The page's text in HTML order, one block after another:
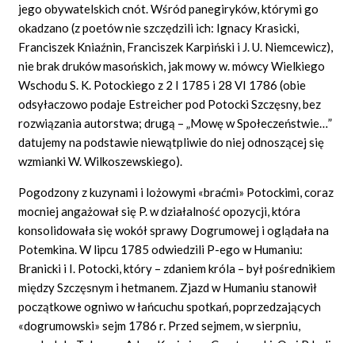
jego obywatelskich cnót. Wśród panegiryków, którymi go
okadzano (z poetów nie szczędzili ich: Ignacy Krasicki,
Franciszek Kniaźnin, Franciszek Karpiński i J. U. Niemcewicz),
nie brak druków masońskich, jak mowy w. mówcy Wielkiego
Wschodu S. K. Potockiego z 2 I 1785 i 28 VI 1786 (obie
odsyłaczowo podaje Estreicher pod Potocki Szczęsny, bez
rozwiązania autorstwa; drugą – „Mowę w Społeczeństwie…”
datujemy na podstawie niewątpliwie do niej odnoszącej się
wzmianki W. Wilkoszewskiego).
Pogodzony z kuzynami i lożowymi «braćmi» Potockimi, coraz
mocniej angażował się P. w działalność opozycji, która
konsolidowała się wokół sprawy Dogrumowej i oglądała na
Potemkina. W lipcu 1785 odwiedzili P-ego w Humaniu:
Branicki i I. Potocki, który – zdaniem króla – był pośrednikiem
między Szczęsnym i hetmanem. Zjazd w Humaniu stanowił
początkowe ogniwo w łańcuchu spotkań, poprzedzających
«dogrumowski» sejm 1786 r. Przed sejmem, w sierpniu,